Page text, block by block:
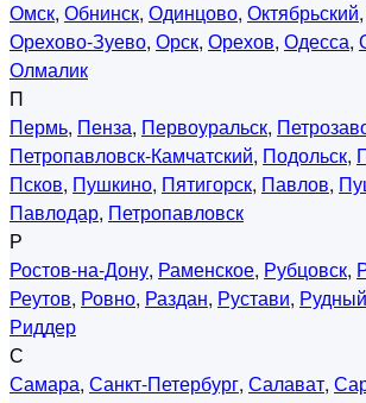
Омск, Обнинск, Одинцово, Октябрьский,
Орехово-Зуево, Орск, Орехов, Одесса,
Олмалик
П
Пермь, Пенза, Первоуральск,
Петропавловск-Камчатский, Подольск,
Псков, Пушкино, Пятигорск, Павлов,
Павлодар, Петропавловск
Р
Ростов-на-Дону, Раменское, Рубцовск,
Реутов, Ровно, Раздан, Рустави, Рудный
Риддер
С
Самара, Санкт-Петербург, Салават,